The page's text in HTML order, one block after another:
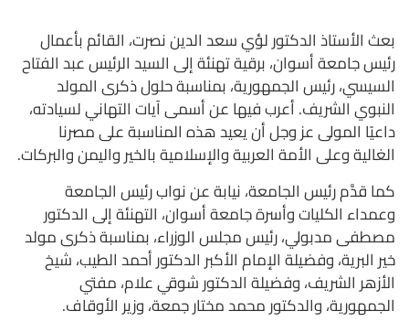
بعث الأستاذ الدكتور لؤي سعد الدين نصرت، القائم بأعمال
رئيس جامعة أسوان، برقية تهنئة إلى السيد الرئيس عبد الفتاح
السيسي، رئيس الجمهورية، بمناسبة حلول ذكرى المولد
النبوي الشريف. أعرب فيها عن أسمى آيات التهاني لسيادته،
داعيًا المولى عز وجل أن يعيد هذه المناسبة على مصرنا
الغالية وعلى الأمة العربية والإسلامية بالخير واليمن والبركات.
كما قدَّم رئيس الجامعة، نيابة عن نواب رئيس الجامعة
وعمداء الكليات وأسرة جامعة أسوان، التهنئة إلى الدكتور
مصطفى مدبولي، رئيس مجلس الوزراء، بمناسبة ذكرى مولد
خير البرية، وفضيلة الإمام الأكبر الدكتور أحمد الطيب، شيخ
الأزهر الشريف، وفضيلة الدكتور شوقي علام، مفتي
الجمهورية، والدكتور محمد مختار جمعة، وزير الأوقاف.